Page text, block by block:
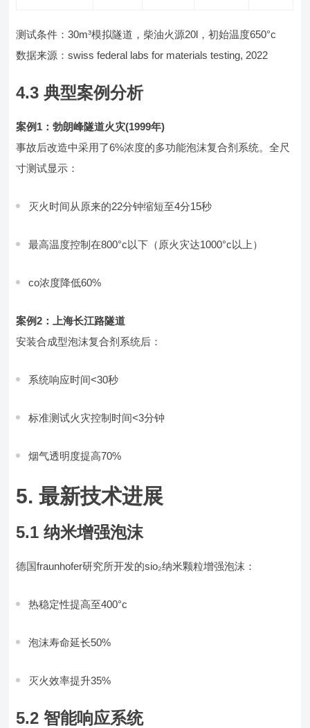
测试条件：30m³模拟隧道，柴油火源20l，初始温度650°c
数据来源：swiss federal labs for materials testing, 2022
4.3 典型案例分析
案例1：勃朗峰隧道火灾(1999年)
事故后改造中采用了6%浓度的多功能泡沫复合剂系统。全尺
寸测试显示：
灭火时间从原来的22分钟缩短至4分15秒
最高温度控制在800°c以下（原火灾达1000°c以上）
co浓度降低60%
案例2：上海长江路隧道
安装合成型泡沫复合剂系统后：
系统响应时间<30秒
标准测试火灾控制时间<3分钟
烟气透明度提高70%
5. 最新技术进展
5.1 纳米增强泡沫
德国fraunhofer研究所开发的sio₂纳米颗粒增强泡沫：
热稳定性提高至400°c
泡沫寿命延长50%
灭火效率提升35%
5.2 智能响应系统